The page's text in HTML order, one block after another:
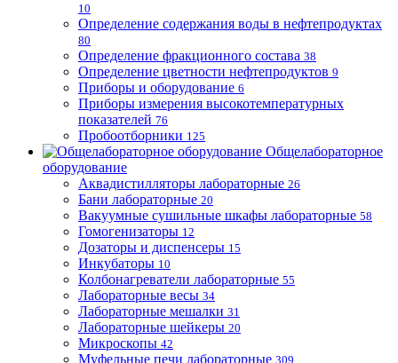
10
Определение содержания воды в нефтепродуктах
80
Определение фракционного состава 38
Определение цветности нефтепродуктов 9
Приборы и оборудование 6
Приборы измерения высокотемпературных
показателей 76
Пробоотборники 125
Общелабораторное
оборудование
Аквадистилляторы лабораторные 26
Бани лабораторные 20
Вакуумные сушильные шкафы лабораторные 58
Гомогенизаторы 12
Дозаторы и диспенсеры 15
Инкубаторы 10
Колбонагреватели лабораторные 55
Лабораторные весы 34
Лабораторные мешалки 31
Лабораторные шейкеры 20
Микроскопы 42
Муфельные печи лабораторные 309